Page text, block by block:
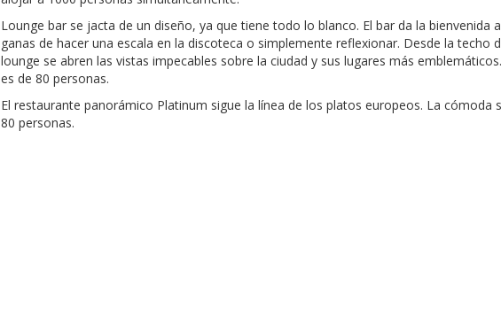
Lounge bar se jacta de un diseño, ya que tiene todo lo blanco. El bar da la bienvenida
ganas de hacer una escala en la discoteca o simplemente reflexionar. Desde la techo
lounge se abren las vistas impecables sobre la ciudad y sus lugares más
es de 80 personas.
El restaurante panorámico Platinum sigue la línea de los platos europeos. La cómoda
80 personas.